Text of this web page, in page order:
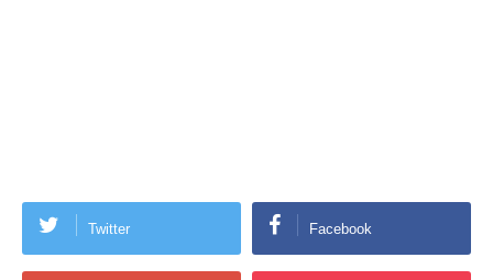
Twitter Facebook